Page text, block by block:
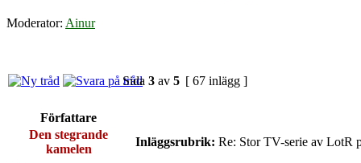
Moderator: Ainur
Sida 3 av 5 [ 67 inlägg ]
Författare
Den stegrande
kamelen
Inläggsrubrik: Re: Stor TV-serie av LotR